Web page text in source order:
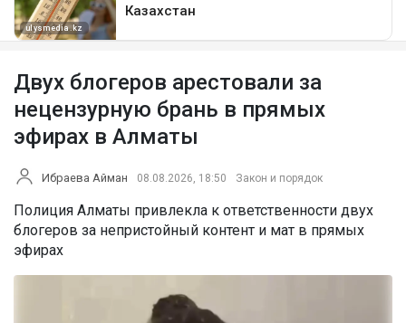
Двух блогеров арестовали за
нецензурную брань в прямых
эфирах в Алматы
Ибраева Айман 08.08.2026, 18:50 Закон и порядок
Полиция Алматы привлекла к ответственности двух
блогеров за непристойный контент и мат в прямых
эфирах